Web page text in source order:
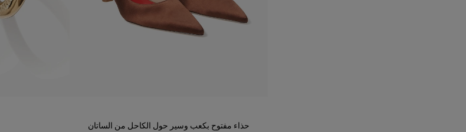
حذاء مفتوح بكعب وسير حول الكاحل من الساتان